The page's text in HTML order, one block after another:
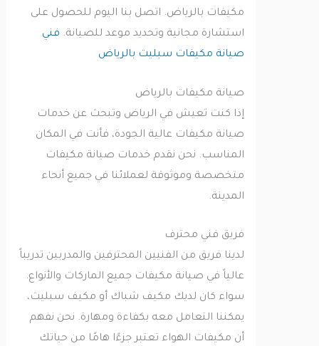
مكيفات بالرياض. اتصل بنا اليوم للحصول على
استشارة مجانية وتحديد موعد للصيانة.فني
صيانة مكيفات سبليت بالرياض
صيانة مكيفات بالرياض
إذا كنت تعيش في الرياض وتبحث عن خدمات
صيانة مكيفات عالية الجودة، فأنت في المكان
المناسب. نحن نقدم خدمات صيانة مكيفات
متخصصة وموثوقة لعملائنا في جميع أنحاء
المدينة.
فريق فني محترف
لدينا فريق من الفنيين المحترفين والمدربين تدريباً
عالياً في صيانة مكيفات جميع الماركات والأنواع.
سواء كان لديك مكيف شباك أو مكيف سبليت،
يمكننا التعامل معه بكفاءة ومهارة. نحن نفهم
أن مكيفات الهواء تعتبر جزءًا هامًا من حياتك